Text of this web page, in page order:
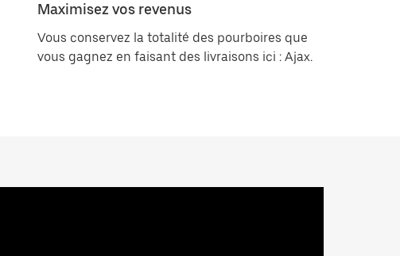
Maximisez vos revenus
Vous conservez la totalité des pourboires que
vous gagnez en faisant des livraisons ici : Ajax.